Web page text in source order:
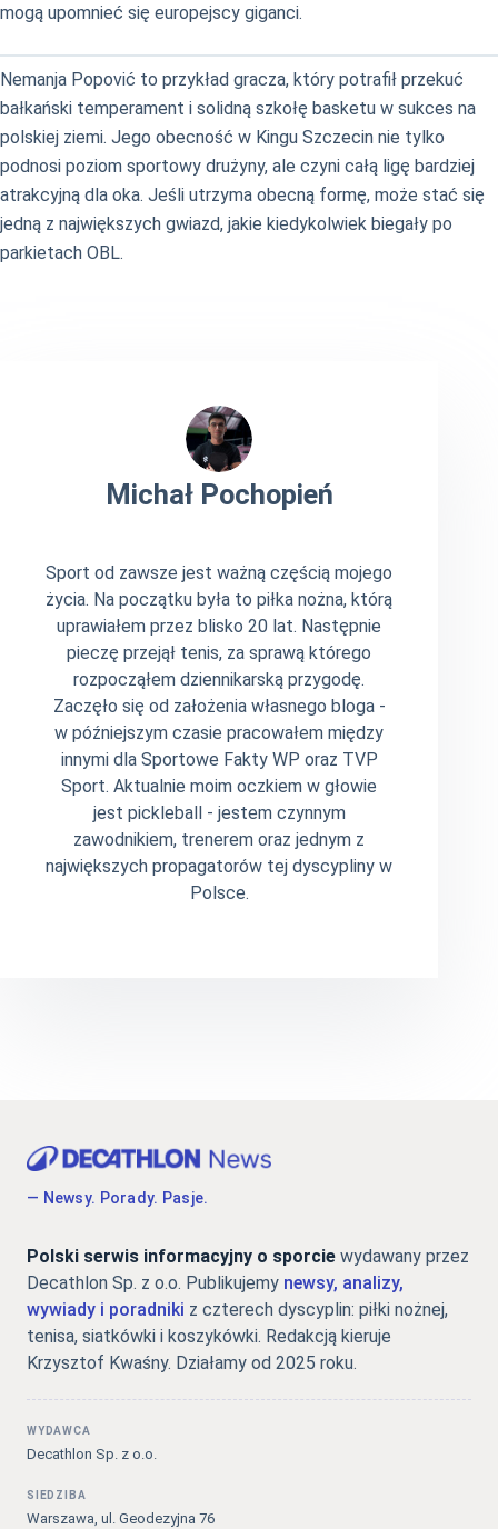
mogą upomnieć się europejscy giganci.
Nemanja Popović to przykład gracza, który potrafił przekuć
bałkański temperament i solidną szkołę basketu w sukces na
polskiej ziemi. Jego obecność w Kingu Szczecin nie tylko
podnosi poziom sportowy drużyny, ale czyni całą ligę bardziej
atrakcyjną dla oka. Jeśli utrzyma obecną formę, może stać się
jedną z największych gwiazd, jakie kiedykolwiek biegały po
parkietach OBL.
Michał Pochopień
Sport od zawsze jest ważną częścią mojego
życia. Na początku była to piłka nożna, którą
uprawiałem przez blisko 20 lat. Następnie
pieczę przejął tenis, za sprawą którego
rozpocząłem dziennikarską przygodę.
Zaczęło się od założenia własnego bloga -
w późniejszym czasie pracowałem między
innymi dla Sportowe Fakty WP oraz TVP
Sport. Aktualnie moim oczkiem w głowie
jest pickleball - jestem czynnym
zawodnikiem, trenerem oraz jednym z
największych propagatorów tej dyscypliny w
Polsce.
— Newsy. Porady. Pasje.
Polski serwis informacyjny o sporcie wydawany przez
Decathlon Sp. z o.o. Publikujemy newsy, analizy,
wywiady i poradniki z czterech dyscyplin: piłki nożnej,
tenisa, siatkówki i koszykówki. Redakcją kieruje
Krzysztof Kwaśny. Działamy od 2025 roku.
WYDAWCA
Decathlon Sp. z o.o.
SIEDZIBA
Warszawa, ul. Geodezyjna 76